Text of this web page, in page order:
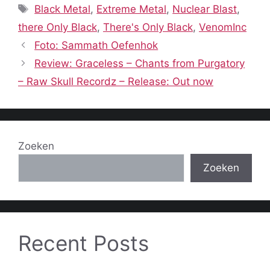
Tags
Black Metal, Extreme Metal, Nuclear Blast,
there Only Black, There's Only Black, VenomInc
Foto: Sammath Oefenhok
Review: Graceless – Chants from Purgatory
– Raw Skull Recordz – Release: Out now
Zoeken
Zoeken
Recent Posts